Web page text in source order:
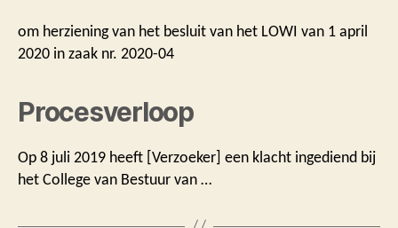
om herziening van het besluit van het LOWI van 1 april
2020 in zaak nr. 2020-04
Procesverloop
Op 8 juli 2019 heeft [Verzoeker] een klacht ingediend bij
het College van Bestuur van …